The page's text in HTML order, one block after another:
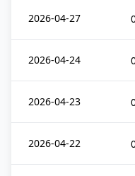
2026-04-27
2026-04-24
2026-04-23
2026-04-22